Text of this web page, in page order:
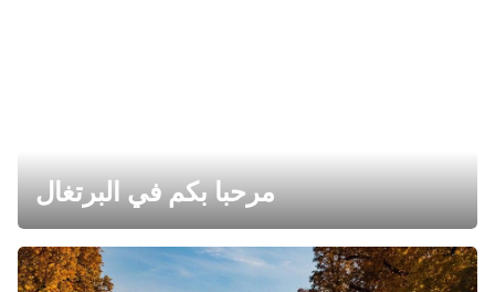
مرحبا بكم في البرتغال